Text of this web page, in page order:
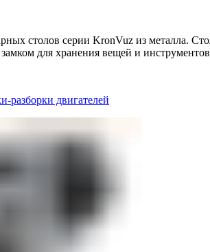
столов серии KronVuz из металла.
для хранения вещей и
разборки двигателей